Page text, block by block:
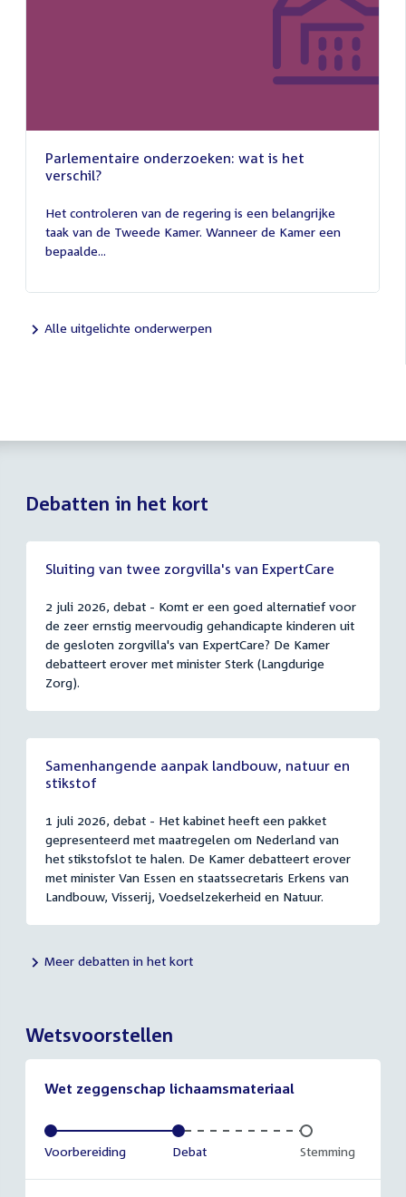
Parlementaire onderzoeken: wat is het
verschil?
juli
2026
Het controleren van de regering is een belangrijke
taak van de Tweede Kamer. Wanneer de Kamer een
bepaalde...
Alle uitgelichte onderwerpen
Debatten in het kort
Sluiting van twee zorgvilla's van ExpertCare
2 juli 2026, debat - Komt er een goed alternatief voor
de zeer ernstig meervoudig gehandicapte kinderen uit
de gesloten zorgvilla's van ExpertCare? De Kamer
debatteert erover met minister Sterk (Langdurige
Zorg).
Samenhangende aanpak landbouw, natuur en
stikstof
1 juli 2026, debat - Het kabinet heeft een pakket
gepresenteerd met maatregelen om Nederland van
het stikstofslot te halen. De Kamer debatteert erover
met minister Van Essen en staatssecretaris Erkens van
Landbouw, Visserij, Voedselzekerheid en Natuur.
Meer debatten in het kort
Wetsvoorstellen
Wet zeggenschap lichaamsmateriaal
Voltooid:
Voorbereiding Voltooid:
Debat Onvoltooid:
Stemming